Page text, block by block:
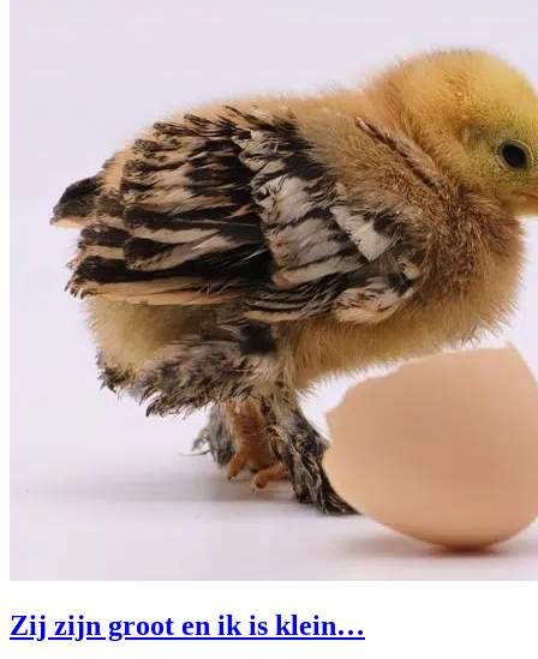
Zij zijn groot en ik is klein…